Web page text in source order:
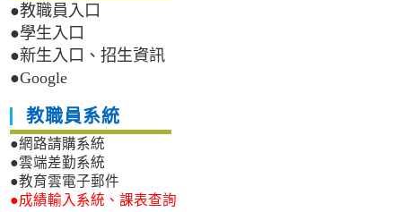
●教職員入口
●學生入口
●新生入口、招生資訊
●Google
教職員系統
●網路請購系統
●雲端差勤系統
●教育雲電子郵件
●成績輸入系統、課表查詢